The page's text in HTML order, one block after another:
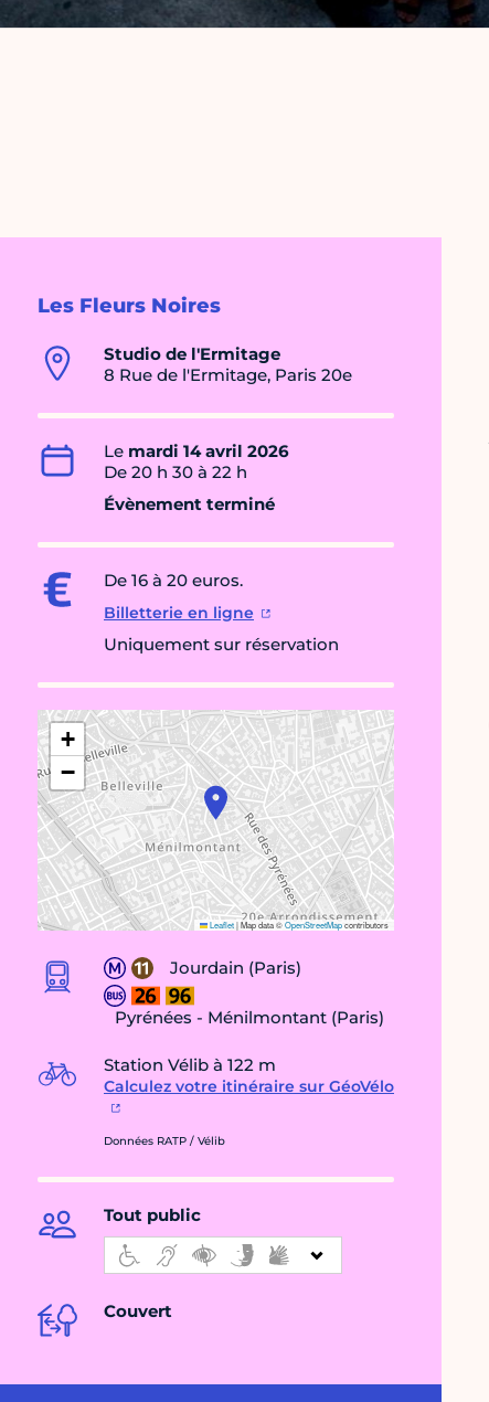
Les Fleurs Noires
Studio de l'Ermitage
8 Rue de l'Ermitage, Paris 20e
Le mardi 14 avril 2026
De 20 h 30 à 22 h
Évènement terminé
De 16 à 20 euros.
Billetterie en ligne
Uniquement sur réservation
+
−
Leaflet|Map data ©OpenStreetMapcontributors
Jourdain (Paris)
Pyrénées - Ménilmontant (Paris)
Station Vélib à 122 m
Calculez votre itinéraire sur GéoVélo
Données RATP / Vélib
Tout public
Couvert